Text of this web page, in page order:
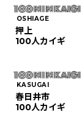
OSHIAGE
押上
100人カイギ
KASUGAI
春日井市
100人カイギ